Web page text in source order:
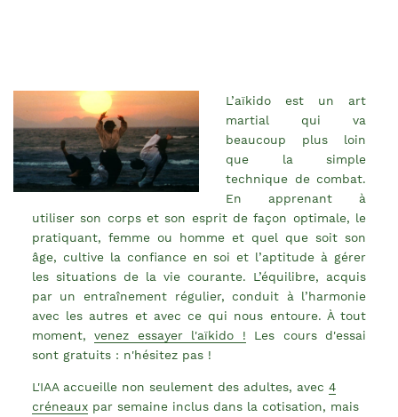
L’aïkido est un art
martial qui va
beaucoup plus loin
que la simple
technique de combat.
En apprenant à
utiliser son corps et son esprit de façon optimale, le
pratiquant, femme ou homme et quel que soit son
âge, cultive la confiance en soi et l’aptitude à gérer
les situations de la vie courante. L’équilibre, acquis
par un entraînement régulier, conduit à l’harmonie
avec les autres et avec ce qui nous entoure. À tout
moment,venez essayer l'aïkido ! Les cours d'essai
sont gratuits : n'hésitez pas !
L'IAA accueille non seulement des adultes, avec 4
créneauxpar semaine inclus dans la cotisation, mais